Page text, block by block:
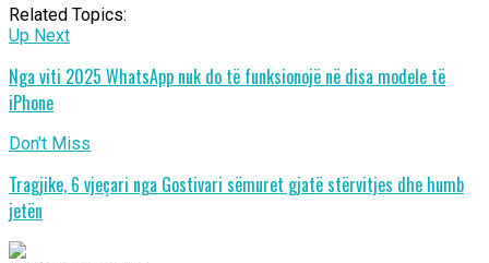
Related Topics:
Up Next
Nga viti 2025 WhatsApp nuk do të funksionojë në disa modele të
iPhone
Don't Miss
Tragjike, 6 vjeçari nga Gostivari sëmuret gjatë stërvitjes dhe humb
jetën